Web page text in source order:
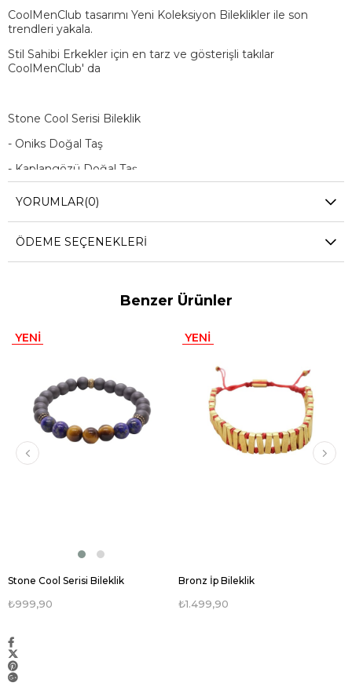
CoolMenClub tasarımı Yeni Koleksiyon Bileklikler ile son
trendleri yakala.
Stil Sahibi Erkekler için en tarz ve gösterişli takılar
CoolMenClub' da
Stone Cool Serisi Bileklik
- Oniks Doğal Taş
- Kaplangözü Doğal Taş
- Bronz Aparat
YORUMLAR(0)
ÖDEME SEÇENEKLERI
Benzer Ürünler
Stone Cool Serisi Bileklik
₺999,90
YENI
Bronz İp Bileklik
₺1.499,90
YENI